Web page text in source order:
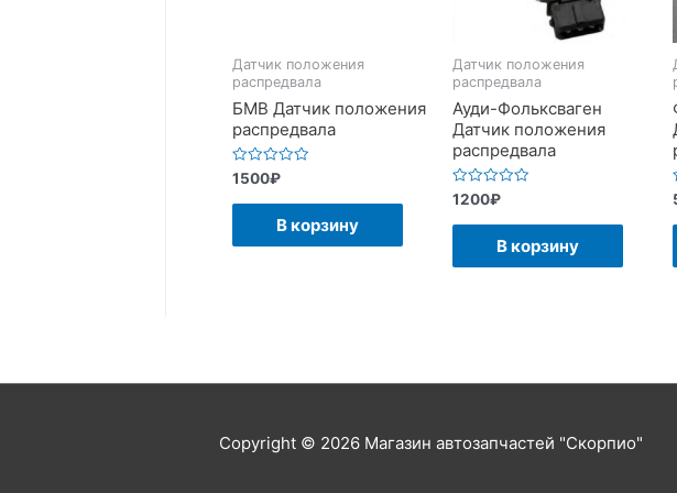
Датчик положения
распредвала
БМВ Датчик положения
распредвала
Оценка
0
из
1500₽
В корзину
Датчик положения
распредвала
Ауди-Фольксваген
Датчик положения
распредвала
Оценка
0
из
1200₽
В корзину
Copyright © 2026 Магазин автозапчастей "Скорпио"